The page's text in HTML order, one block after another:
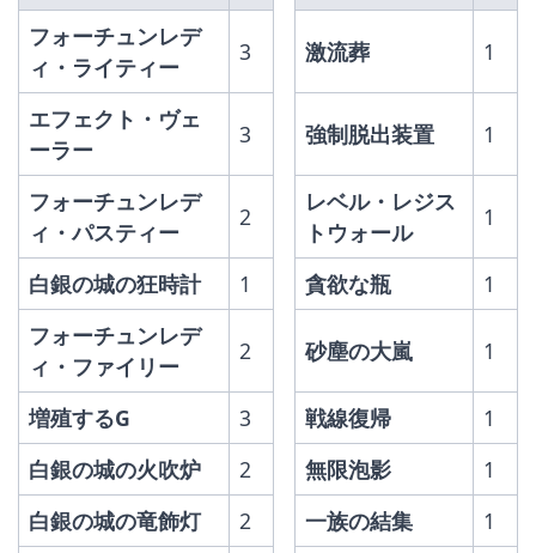
フォーチュンレデ
ィ・ライティー
3 激流葬 1
エフェクト・ヴェ
ーラー
3 強制脱出装置 1
フォーチュンレデ
ィ・パスティー
2
レベル・レジス
トウォール
1
白銀の城の狂時計 1 貪欲な瓶
1
フォーチュンレデ
ィ・ファイリー
2 砂塵の大嵐 1
増殖するG 3 戦線復帰
1
白銀の城の火吹炉
2 無限泡影
1
白銀の城の竜飾灯
2 一族の結集 1